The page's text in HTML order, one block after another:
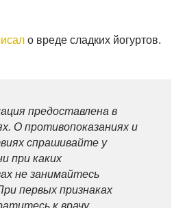
о вреде сладких йогуртов.
предоставлена в
О противопоказаниях и
спрашивайте у
при каких
не занимайтесь
первых признаках